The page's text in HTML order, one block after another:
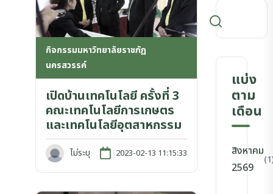
กิจกรรมมหาวิทยาลัยราชภัฏ
นครสวรรค์
เปิดบ้านเทคโนโลยี ครั้งที่ 3
คณะเทคโนโลยีการเกษตร
และเทคโนโลยีอุตสาหกรรม
ไม่ระบุ 2023-02-13 11:15:33
แบ่ง
ตาม
เดือน
สิงหาคม
2569